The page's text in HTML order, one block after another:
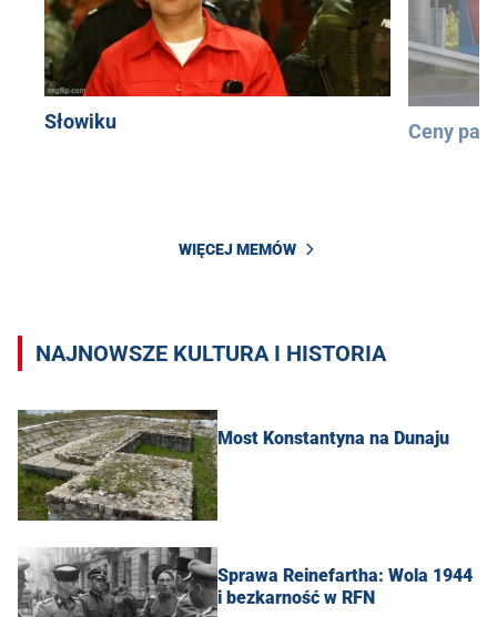
Słowiku Ceny
WIĘCEJ MEMÓW
NAJNOWSZE KULTURA I HISTORIA
Most Konstantyna na Dunaju
Sprawa Reinefartha: Wola 1944
i bezkarność w RFN